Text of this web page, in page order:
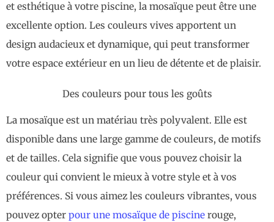
et esthétique à votre piscine, la mosaïque peut être une
excellente option. Les couleurs vives apportent un
design audacieux et dynamique, qui peut transformer
votre espace extérieur en un lieu de détente et de plaisir.
Des couleurs pour tous les goûts
La mosaïque est un matériau très polyvalent. Elle est
disponible dans une large gamme de couleurs, de motifs
et de tailles. Cela signifie que vous pouvez choisir la
couleur qui convient le mieux à votre style et à vos
préférences. Si vous aimez les couleurs vibrantes, vous
pouvez opter pour une mosaïque de piscine rouge,